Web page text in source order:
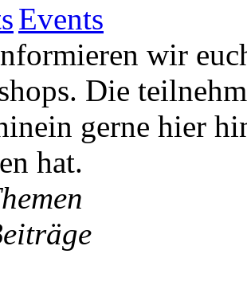
Events
wir
Die
gerne hier
hat.